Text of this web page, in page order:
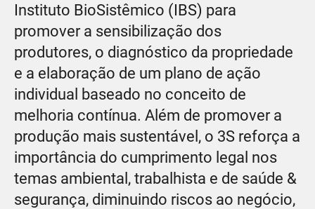
Instituto BioSistêmico (IBS) para
promover a sensibilização dos
produtores, o diagnóstico da propriedade
e a elaboração de um plano de ação
individual baseado no conceito de
melhoria contínua. Além de promover a
produção mais sustentável, o 3S reforça a
importância do cumprimento legal nos
temas ambiental, trabalhista e de saúde &
segurança, diminuindo riscos ao negócio,